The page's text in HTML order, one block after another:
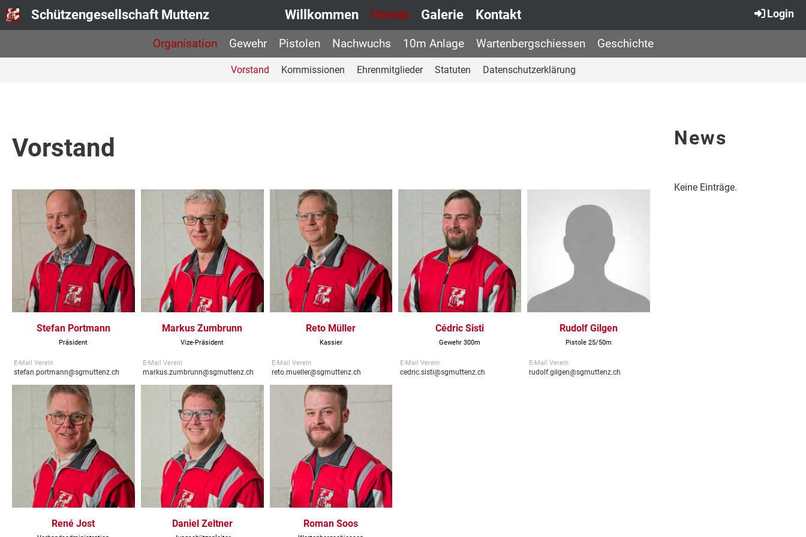
Schützengesellschaft Muttenz Willkommen Verein Galerie Kontakt Login
Organisation Gewehr Pistolen Nachwuchs 10m Anlage Wartenbergschiessen Geschichte
Vorstand Kommissionen Ehrenmitglieder Statuten Datenschutzerklärung
Vorstand
Stefan Portmann
Präsident
E-Mail Verein
stefan.portmann@sgmuttenz.ch
Markus Zumbrunn
Vize-Präsident
E-Mail Verein
markus.zumbrunn@sgmuttenz.ch
Reto Müller
Kassier
E-Mail Verein
reto.mueller@sgmuttenz.ch
Cédric Sisti
Gewehr 300m
E-Mail Verein
cedric.sisti@sgmuttenz.ch
Rudolf Gilgen
Pistole 25/50m
E-Mail Verein
rudolf.gilgen@sgmuttenz.ch
René Jost Daniel Zeltner Roman Soos
News
Keine Einträge.